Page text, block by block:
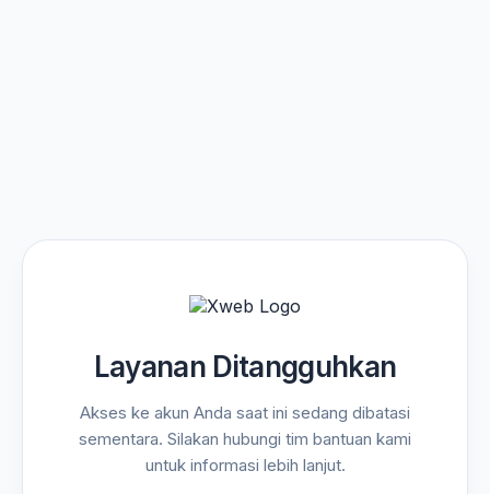
Layanan Ditangguhkan
Akses ke akun Anda saat ini sedang dibatasi
sementara. Silakan hubungi tim bantuan kami
untuk informasi lebih lanjut.